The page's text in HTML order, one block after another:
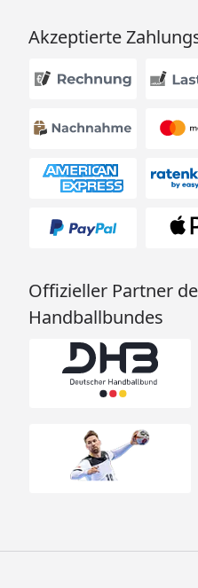
Akzeptierte
Offizieller Partner
Handballbundes